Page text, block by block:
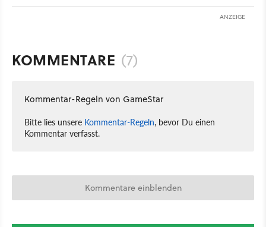
ANZEIGE
KOMMENTARE (7)
Kommentar-Regeln von GameStar
Bitte lies unsere Kommentar-Regeln, bevor Du einen
Kommentar verfasst.
Kommentare einblenden